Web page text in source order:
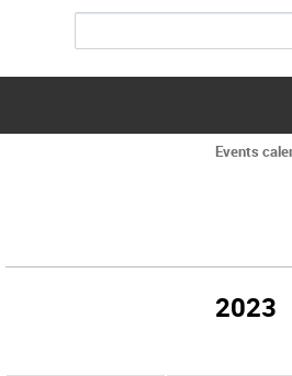
Events
التبويب النشطة)
2023